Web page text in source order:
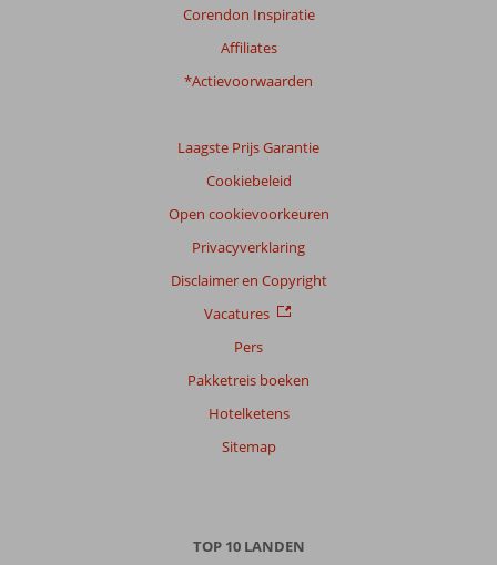
Corendon Inspiratie
Affiliates
*Actievoorwaarden
Laagste Prijs Garantie
Cookiebeleid
Open cookievoorkeuren
Privacyverklaring
Disclaimer en Copyright
Vacatures
Pers
Pakketreis boeken
Hotelketens
Sitemap
TOP 10 LANDEN